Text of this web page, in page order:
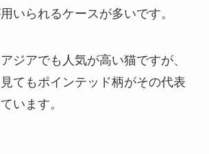
いられるケースが多いです。
ジアでも人気が高い猫ですが、
てもポインテッド柄がその代表
います。